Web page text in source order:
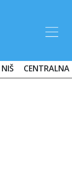
NIŠ CENTRALNA